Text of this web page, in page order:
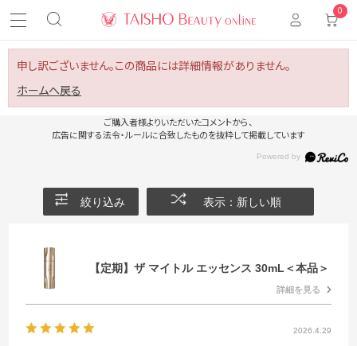
0
申し訳ございません。この商品には詳細情報がありません。
ホームへ戻る
ご購入者様よりいただいたコメントから、
広告に関する法令・ルールに合致したものを抜粋して掲載しています
絞り込み 表示：新しい順
【定期】ザ マイトル エッセンス 30mL＜本品＞
詳細を見る
2026.4.29